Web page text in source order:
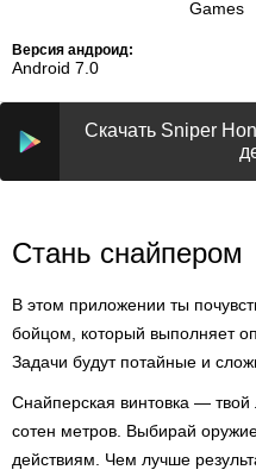
Games
Версия андроид:
Android 7.0
Скачать Sniper
Стань снайпером
В этом приложении ты
бойцом, который выполняет
Задачи будут потайные и
Снайперская винтовка —
сотен метров. Выбирай
действиям. Чем лучше